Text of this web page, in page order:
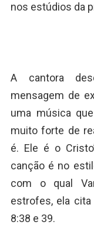
nos estúdios da
A cantora
mensagem de
uma música
muito forte de
é. Ele é o
canção é no
com o qual
estrofes, ela
8:38 e 39.